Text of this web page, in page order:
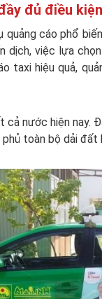
đủ điều
quảng cáo phổ
dịch, việc lựa
taxi hiệu quả,
cả nước hiện nay.
toàn bộ dải